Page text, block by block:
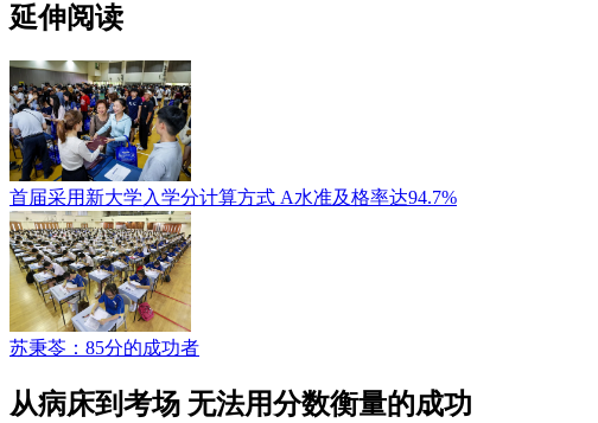
延伸阅读
首届采用新大学入学分计算方式 A水准及格率达94.7%
苏秉苓：85分的成功者
从病床到考场 无法用分数衡量的成功